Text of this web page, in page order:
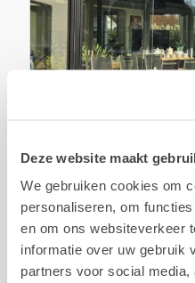
Deze website maakt
We gebruiken cookies om
personaliseren, om
en om ons websiteverkeer
informatie over uw gebruik
partners voor social
Glazen schuifwanden